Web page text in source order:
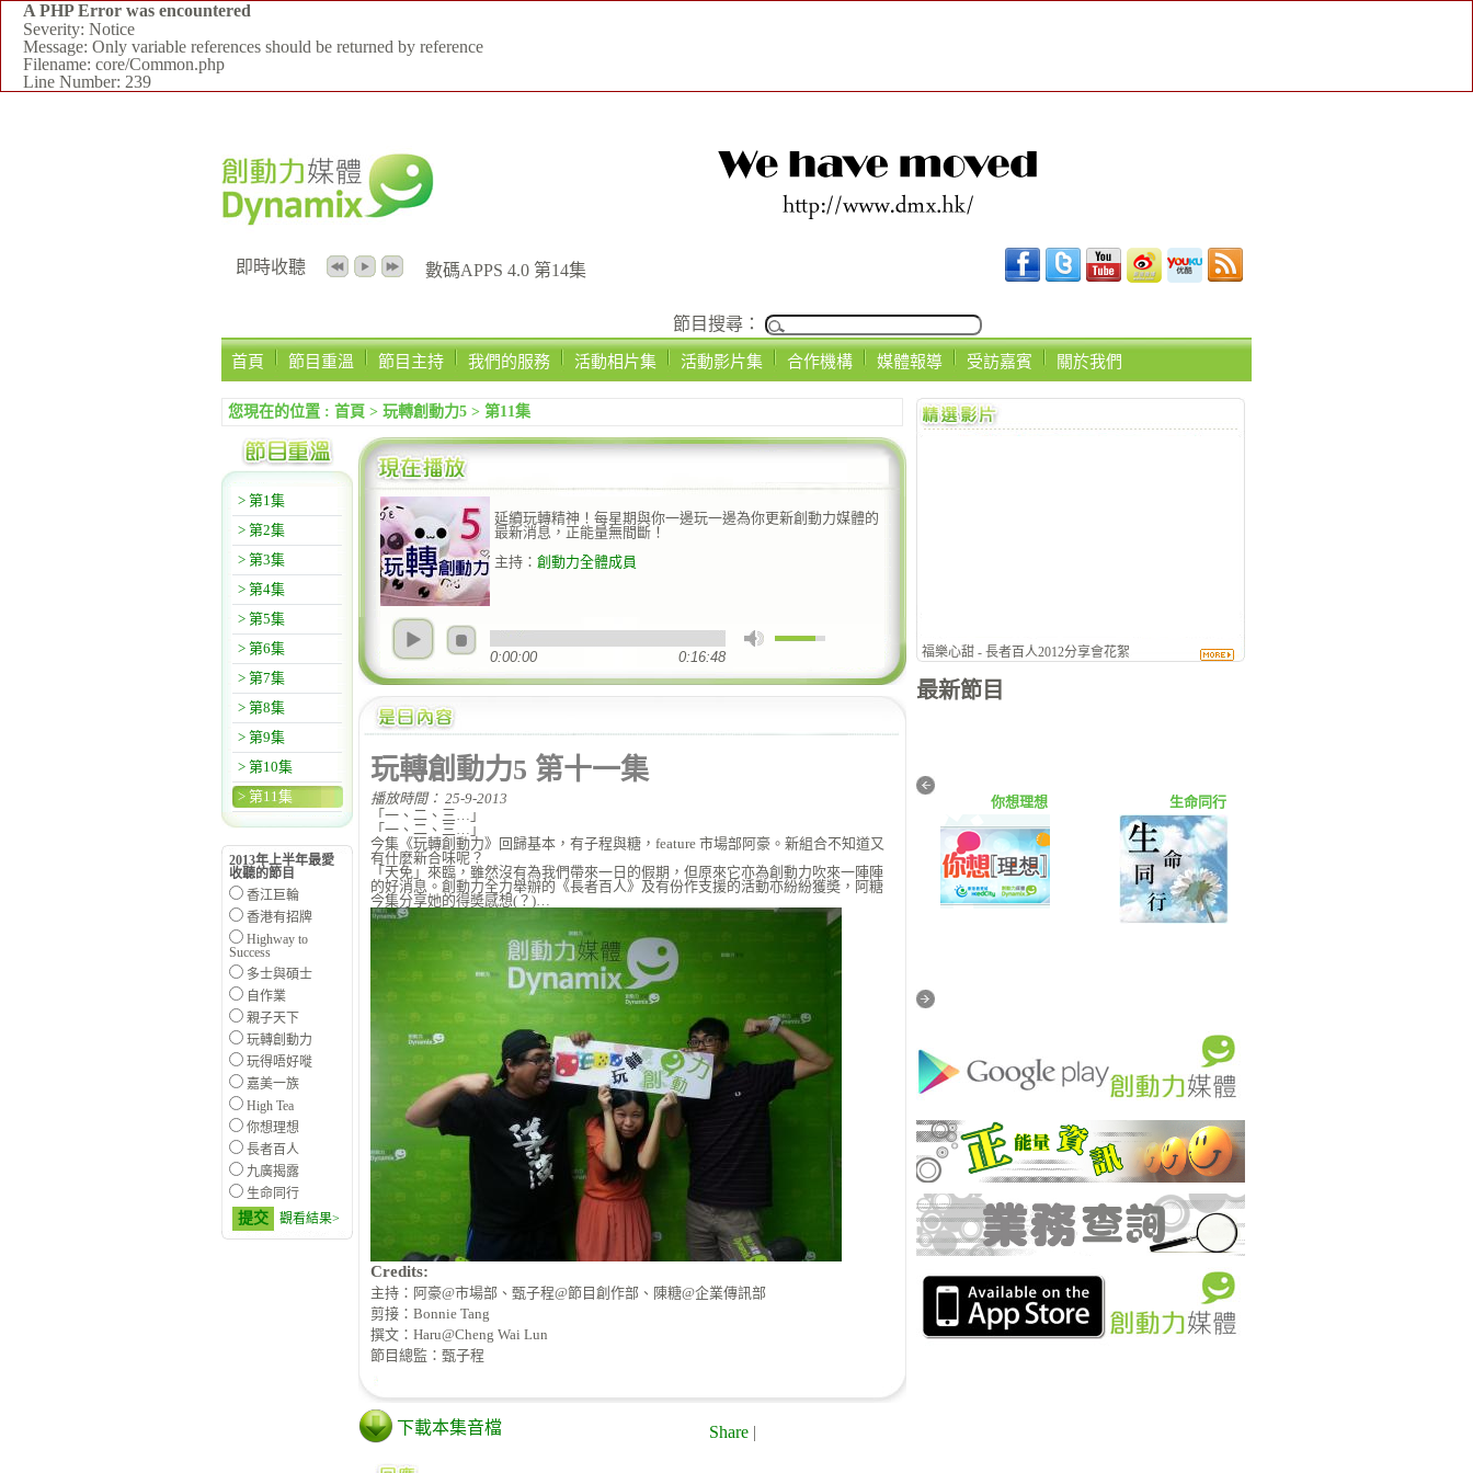
A PHP Error was encountered
Severity: Notice
Message: Only variable references should be returned by reference
Filename: core/Common.php
Line Number: 239
即時收聽 數碼APPS 4.0 第14集
節目搜尋：
首頁
節目重溫 節目主持 我們的服務 活動相片集 活動影片集 合作機構 媒體報導 受訪嘉賓 關於我們
您現在的位置 : 首頁 > 玩轉創動力5 > 第11集
> 第1集
> 第2集
> 第3集
> 第4集
> 第5集
> 第6集
> 第7集
> 第8集
> 第9集
> 第10集
> 第11集
2013年上半年最愛
收聽的節目
香江巨輪
香港有招牌
Highway to
Success
多士與碩士
自作業
親子天下
玩轉創動力
玩得唔好嘥
嘉美一族
High Tea
你想理想
長者百人
九廣揭露
生命同行
提交 觀看結果>
延續玩轉精神！每星期與你一邊玩一邊為你更新創動力媒體的
最新消息，正能量無間斷！
主持： 創動力全體成員
0:00:00 0:16:48
玩轉創動力5 第十一集
播放時間： 25-9-2013
「一、二、三…」
「一、二、三…」
今集《玩轉創動力》回歸基本，有子程與糖，feature 市場部阿豪。新組合不知道又
有什麼新合味呢？
「天免」來臨，雖然沒有為我們帶來一日的假期，但原來它亦為創動力吹來一陣陣
的好消息。創動力全力舉辦的《長者百人》及有份作支援的活動亦紛紛獲奬，阿糖
今集分享她的得奬感想(？)…
Credits:
主持：阿豪@市場部、甄子程@節目創作部、陳糖@企業傳訊部
剪接：Bonnie Tang
撰文：Haru@Cheng Wai Lun
節目總監：甄子程
下載本集音檔 Share |
福樂心甜 - 長者百人2012分享會花絮
最新節目
你想理想 生命同行